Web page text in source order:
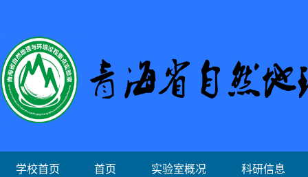
学校首页 首页 实验室概况 科研信息